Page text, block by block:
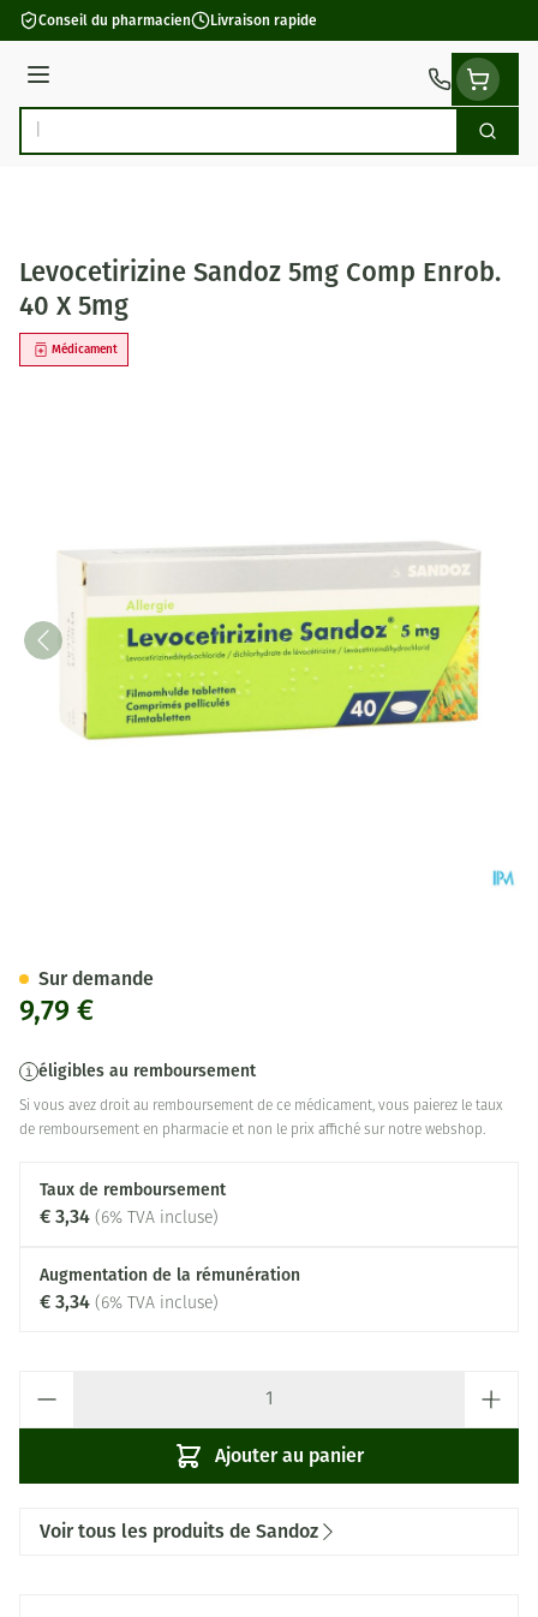
Aller au contenu
Conseil du pharmacien Livraison rapide
Menu
Rechercher
Levocetirizine Sandoz 5mg Comp Enrob.
40 X 5mg
Médicament
9,79 €
éligibles au remboursement
Si vous avez droit au remboursement de ce médicament, vous paierez le taux
de remboursement en pharmacie et non le prix affiché sur notre webshop.
Taux de remboursement
€ 3,34 (6% TVA incluse)
Augmentation de la rémunération
€ 3,34 (6% TVA incluse)
Ajouter au panier
Sur demande
Voir tous les produits de Sandoz